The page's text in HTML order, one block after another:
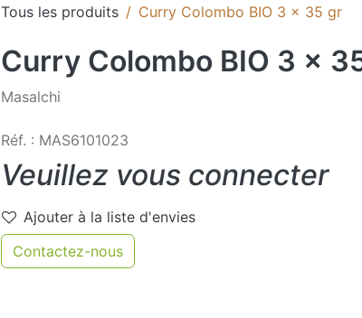
Tous les produits Curry Colombo BIO 3 x 35 gr
Curry Colombo BIO 3 x
Masalchi
Réf. : MAS6101023
Veuillez vous connecter
Ajouter à la liste d'envies
Contactez-nous